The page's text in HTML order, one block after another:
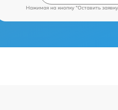
Нажимая на кнопку "Оставить